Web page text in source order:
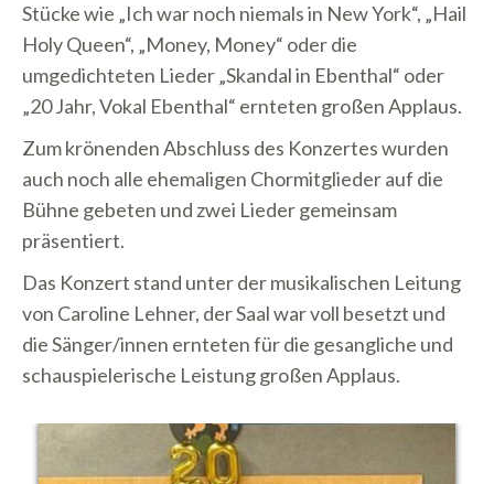
Stücke wie „Ich war noch niemals in New York“, „Hail
Holy Queen“, „Money, Money“ oder die
umgedichteten Lieder „Skandal in Ebenthal“ oder
„20 Jahr, Vokal Ebenthal“ ernteten großen Applaus.
Zum krönenden Abschluss des Konzertes wurden
auch noch alle ehemaligen Chormitglieder auf die
Bühne gebeten und zwei Lieder gemeinsam
präsentiert.
Das Konzert stand unter der musikalischen Leitung
von Caroline Lehner, der Saal war voll besetzt und
die Sänger/innen ernteten für die gesangliche und
schauspielerische Leistung großen Applaus.